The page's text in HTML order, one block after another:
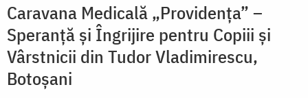
Caravana Medicală „Providența” –
Speranță și Îngrijire pentru Copiii și
Vârstnicii din Tudor Vladimirescu,
Botoșani